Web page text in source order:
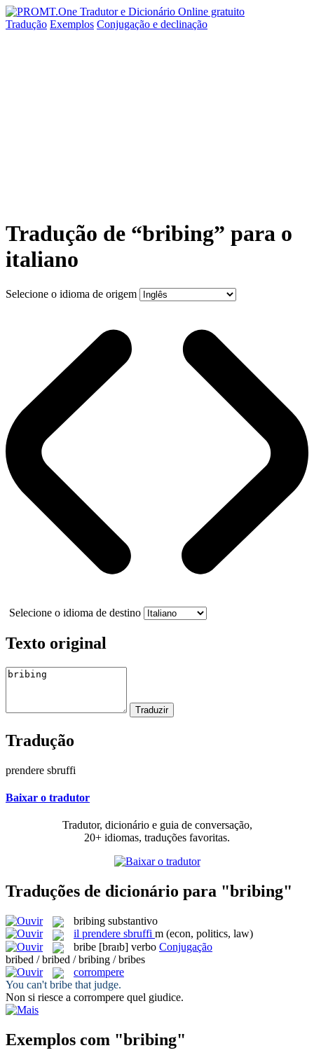
Tradução Exemplos Conjugação e declinação
Tradução de “bribing” para o
italiano
Selecione o idioma de origem
Selecione o idioma de destino
Texto original
Tradução
prendere sbruffi
Baixar o tradutor
Tradutor, dicionário e guia de conversação,
20+ idiomas, traduções favoritas.
Traduções de dicionário para "bribing"
bribing substantivo
il prendere sbruffi m (econ, politics, law)
bribe [braɪb] verbo Conjugação
bribed / bribed / bribing / bribes
corrompere
You can't bribe that judge.
Non si riesce a corrompere quel giudice.
Exemplos com "bribing"